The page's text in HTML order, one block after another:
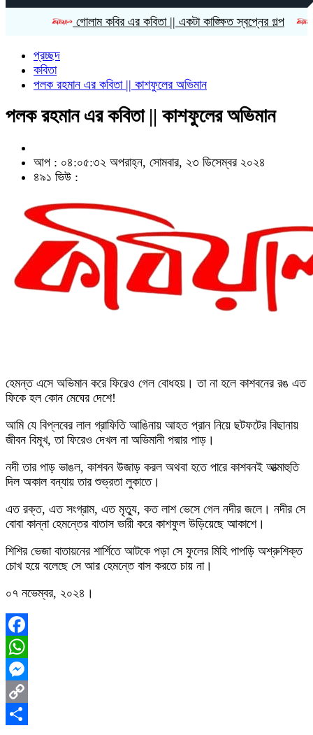
গোলাম কবির এর কবিতা || একটা কাঙ্ক্ষিত স্বপ্নের গল্প রীতি
প্রচ্ছদ
কবিতা
পলক রহমান এর কবিতা || কাশফুলের অভিমান
পলক রহমান এর কবিতা || কাশফুলের অভিমান
আপ : ০৪:০৫:৩২ অপরাহ্ন, সোমবার, ২৩ ডিসেম্বর ২০২৪
৪৯১ ভিউ :
হেমন্ত এসে অভিমান করে ফিরেও গেল বোধহয়। তা না হলে কাশবনের রঙ এত
ফিকে হল কোন মেঘের দেশে!
আমি যে বিপ্লবের লাল গ্রাফিতি আঙিনায় আহত প্রান নিয়ে ছটফটের বিছানায়
জীবন বিমূখ, তা ফিরেও দেখল না অভিমানী পদ্মার পাড়।
নদী তার পাড় ভাঙল, কাশবন উজাড় করল অথবা হতে পারে কাশবনই আত্মাহুতি
দিল অকাল বন্যায় তার শুভ্রতা লুকাতে।
এত রক্ত, এত সংগ্রাম, এত মৃত্যু, কত লাশ ভেসে গেল নদীর জলে। নদীর সে
বোবা কান্না হেমন্তের বাতাস ভারী করে কাশফুল উড়িয়েছে আকাশে।
শিশির ভেজা বাতায়নের শার্শিতে আটকে পড়া সে ফুলের মিহি পাপড়ি অশ্রুশিক্ত
চোখ হয়ে বলেছে সে আর হেমন্তে বাস করতে চায় না।
০৭ নভেম্বর, ২০২৪।
Facebook
WhatsApp
Messenger
Copy